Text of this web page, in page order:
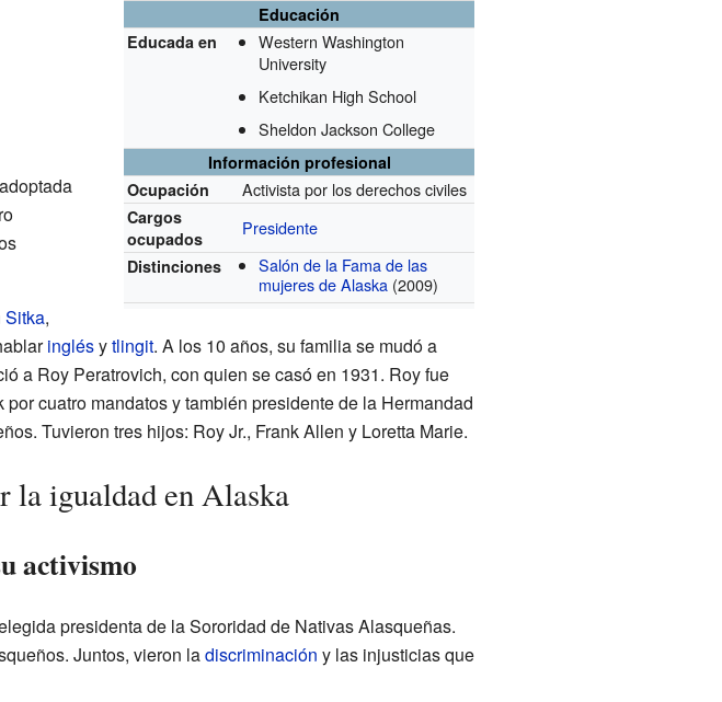
Educación
Educada en
Western Washington
University
Ketchikan High School
Sheldon Jackson College
Información profesional
Ocupación
Activista por los derechos civiles
Cargos
ocupados
Presidente
Distinciones
Salón de la Fama de las
mujeres de Alaska (2009)
Sitka,
inglésytlingit. A los 10 años, su familia se mudó a
a Roy Peratrovich, con quien se casó en 1931. Roy fue
cuatro mandatos y también presidente de la Hermandad
Tuvieron tres hijos: Roy Jr., Frank Allen y Loretta Marie.
la igualdad en Alaska
activismo
presidenta de la Sororidad de Nativas Alasqueñas.
Juntos, vieron ladiscriminación y las injusticias que